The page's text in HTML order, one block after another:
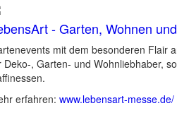
- Garten, Wohnen
mit dem besonderen Flair
Deko-, Garten- und Wohnliebhaber,
erfahren: www.lebensart-messe.de/